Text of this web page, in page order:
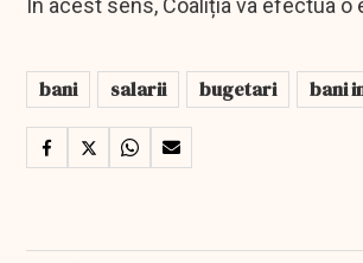
În acest sens, Coaliția va efectua o
bani salarii bugetari bani